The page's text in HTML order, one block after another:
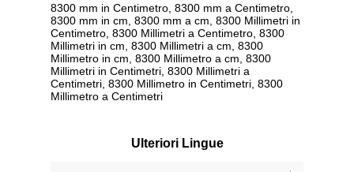
8300 mm in Centimetro, 8300 mm a Centimetro,
8300 mm in cm, 8300 mm a cm, 8300 Millimetri in
Centimetro, 8300 Millimetri a Centimetro, 8300
Millimetri in cm, 8300 Millimetri a cm, 8300
Millimetro in cm, 8300 Millimetro a cm, 8300
Millimetri in Centimetri, 8300 Millimetri a
Centimetri, 8300 Millimetro in Centimetri, 8300
Millimetro a Centimetri
Ulteriori Lingue